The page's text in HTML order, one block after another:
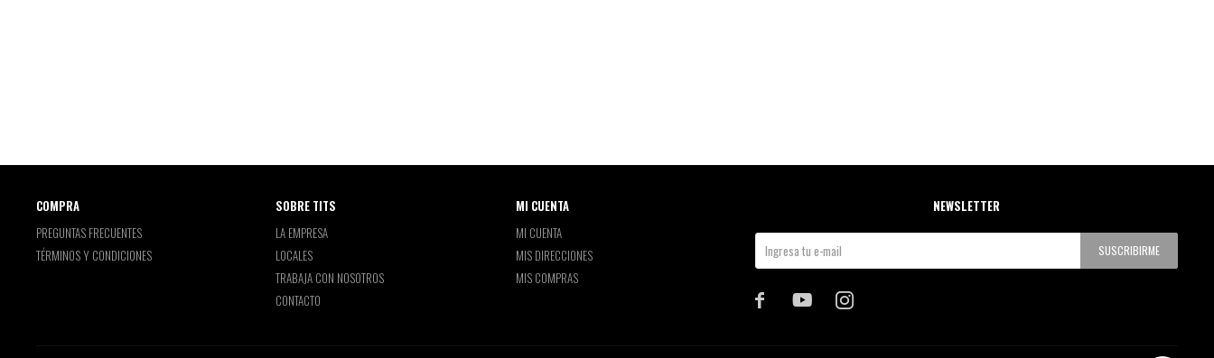
SOBRE TITS
LA EMPRESA
LOCALES
TRABAJA CON NOSOTROS
CONTACTO
COMPRA
PREGUNTAS FRECUENTES
TÉRMINOS Y CONDICIONES
MI CUENTA
MI CUENTA
MIS DIRECCIONES
MIS COMPRAS
NEWSLETTER
SUSCRIBIRME
  